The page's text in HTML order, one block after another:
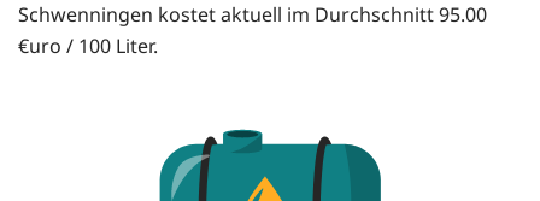
Schwenningen kostet aktuell im Durchschnitt 95.00
€uro / 100 Liter.